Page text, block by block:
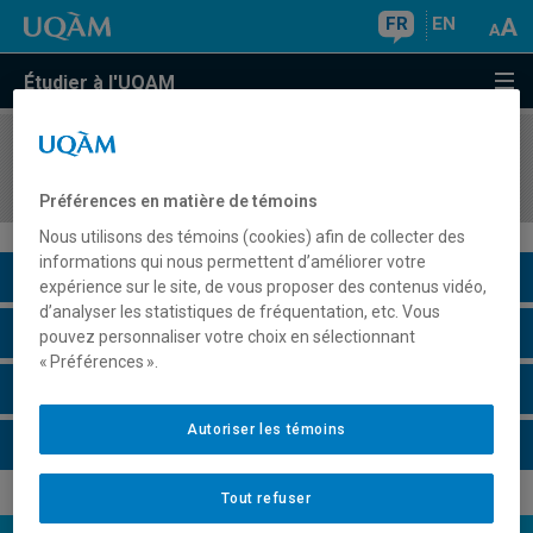
FR EN
Étudier à l'UQAM
COURS//
Description du cours
Horaire - Été 2026
Préférences en matière de témoins
Nous utilisons des témoins (cookies) afin de collecter des
informations qui nous permettent d’améliorer votre
expérience sur le site, de vous proposer des contenus vidéo,
d’analyser les statistiques de fréquentation, etc. Vous
pouvez personnaliser votre choix en sélectionnant
« Préférences ».
Tout refuser
Autoriser les témoins